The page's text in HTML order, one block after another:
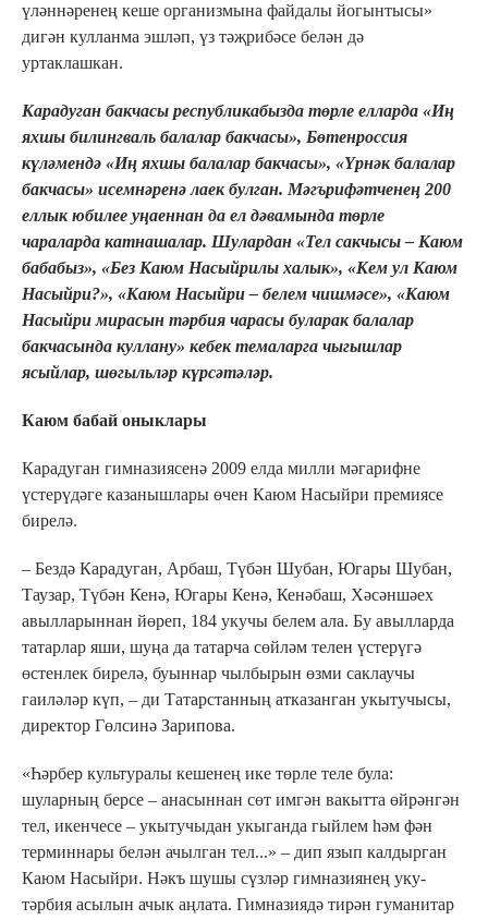
үләннәренең кеше организмына файдалы йогынтысы»
дигән кулланма эшләп, үз тәҗрибәсе белән дә
уртаклашкан.
Карадуган бакчасы республикабызда төрле елларда «Иң
яхшы билингваль балалар бакчасы», Бөтенроссия
күләмендә «Иң яхшы балалар бакчасы», «Үрнәк балалар
бакчасы» исемнәренә лаек булган. Мәгърифәтченең 200
еллык юбилее уңаеннан да ел дәвамында төрле
чараларда катнашалар. Шулардан «Тел сакчысы – Каюм
бабабыз», «Без Каюм Насыйрилы халык», «Кем ул Каюм
Насыйри?», «Каюм Насыйри – белем чишмәсе», «Каюм
Насыйри мирасын тәрбия чарасы буларак балалар
бакчасында куллану» кебек темаларга чыгышлар
ясыйлар, шөгыльләр күрсәтәләр.
Каюм бабай оныклары
Карадуган гимназиясенә 2009 елда милли мәгарифне
үстерүдәге казанышлары өчен Каюм Насыйри премиясе
бирелә.
– Бездә Карадуган, Арбаш, Түбән Шубан, Югары Шубан,
Таузар, Түбән Кенә, Югары Кенә, Кенәбаш, Хәсәншәех
авылларыннан йөреп, 184 укучы белем ала. Бу авылларда
татарлар яши, шуңа да татарча сөйләм телен үстерүгә
өстенлек бирелә, буыннар чылбырын өзми саклаучы
гаиләләр күп, – ди Татарстанның атказанган укытучысы,
директор Гөлсинә Зарипова.
«Һәрбер культуралы кешенең ике төрле теле була:
шуларның берсе – анасыннан сөт имгән вакытта өйрәнгән
тел, икенчесе – укытучыдан укыганда гыйлем һәм фән
терминнары белән ачылган тел...» – дип язып калдырган
Каюм Насыйри. Нәкъ шушы сүзләр гимназиянең уку-
тәрбия асылын ачык аңлата. Гимназиядә тирән гуманитар